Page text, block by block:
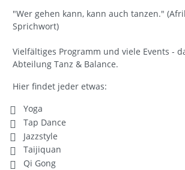
"Wer gehen kann, kann auch tanzen."
Sprichwort)
Vielfältiges Programm und viele Events -
Abteilung Tanz & Balance.
Hier findet jeder etwas:
Yoga
Tap Dance
Jazzstyle
Taijiquan
Qi Gong